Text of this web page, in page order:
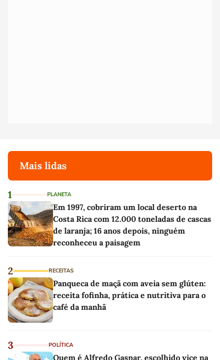
Mais lidas
1 PLANETA
Em 1997, cobriram um local deserto na
Costa Rica com 12.000 toneladas de cascas
de laranja; 16 anos depois, ninguém
reconheceu a paisagem
2 RECEITAS
Panqueca de maçã com aveia sem glúten:
receita fofinha, prática e nutritiva para o
café da manhã
3 POLÍTICA
Quem é Alfredo Gaspar, escolhido vice na